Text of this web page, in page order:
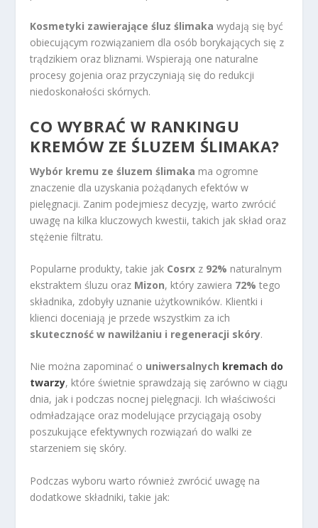
Kosmetyki zawierające śluz ślimaka wydają się być
obiecującym rozwiązaniem dla osób borykających się z
trądzikiem oraz bliznami. Wspierają one naturalne
procesy gojenia oraz przyczyniają się do redukcji
niedoskonałości skórnych.
CO WYBRAĆ W RANKINGU
KREMÓW ZE ŚLUZEM ŚLIMAKA?
Wybór kremu ze śluzem ślimaka ma ogromne
znaczenie dla uzyskania pożądanych efektów w
pielęgnacji. Zanim podejmiesz decyzję, warto zwrócić
uwagę na kilka kluczowych kwestii, takich jak skład oraz
stężenie filtratu.
Popularne produkty, takie jak Cosrx z 92% naturalnym
ekstraktem śluzu oraz Mizon, który zawiera 72% tego
składnika, zdobyły uznanie użytkowników. Klientki i
klienci doceniają je przede wszystkim za ich
skuteczność w nawilżaniu i regeneracji skóry.
Nie można zapominać o uniwersalnych kremach do
twarzy, które świetnie sprawdzają się zarówno w ciągu
dnia, jak i podczas nocnej pielęgnacji. Ich właściwości
odmładzające oraz modelujące przyciągają osoby
poszukujące efektywnych rozwiązań do walki ze
starzeniem się skóry.
Podczas wyboru warto również zwrócić uwagę na
dodatkowe składniki, takie jak: